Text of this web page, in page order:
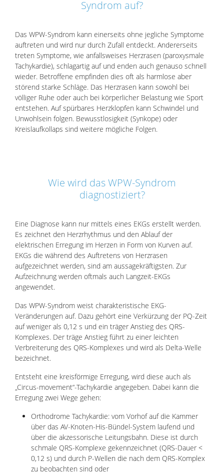
Syndrom auf?
Das WPW-Syndrom kann einerseits ohne jegliche Symptome
auftreten und wird nur durch Zufall entdeckt. Andererseits
treten Symptome, wie anfallsweises Herzrasen (paroxysmale
Tachykardie), schlagartig auf und enden auch genauso schnell
wieder. Betroffene empfinden dies oft als harmlose aber
störend starke Schläge. Das Herzrasen kann sowohl bei
völliger Ruhe oder auch bei körperlicher Belastung wie Sport
entstehen. Auf spürbares Herzklopfen kann Schwindel und
Unwohlsein folgen. Bewusstlosigkeit (Synkope) oder
Kreislaufkollaps sind weitere mögliche Folgen.
Wie wird das WPW-Syndrom
diagnostiziert?
Eine Diagnose kann nur mittels eines EKGs erstellt werden.
Es zeichnet den Herzrhythmus und den Ablauf der
elektrischen Erregung im Herzen in Form von Kurven auf.
EKGs die während des Auftretens von Herzrasen
aufgezeichnet werden, sind am aussagekräftigsten. Zur
Aufzeichnung werden oftmals auch Langzeit-EKGs
angewendet.
Das WPW-Syndrom weist charakteristische EKG-
Veränderungen auf. Dazu gehört eine Verkürzung der PQ-Zeit
auf weniger als 0,12 s und ein träger Anstieg des QRS-
Komplexes. Der träge Anstieg führt zu einer leichten
Verbreiterung des QRS-Komplexes und wird als Delta-Welle
bezeichnet.
Entsteht eine kreisförmige Erregung, wird diese auch als
„Circus-movement“-Tachykardie angegeben. Dabei kann die
Erregung zwei Wege gehen:
Orthodrome Tachykardie: vom Vorhof auf die Kammer
über das AV-Knoten-His-Bündel-System laufend und
über die akzessorische Leitungsbahn. Diese ist durch
schmale QRS-Komplexe gekennzeichnet (QRS-Dauer <
0,12 s) und durch P-Wellen die nach dem QRS-Komplex
zu beobachten sind oder